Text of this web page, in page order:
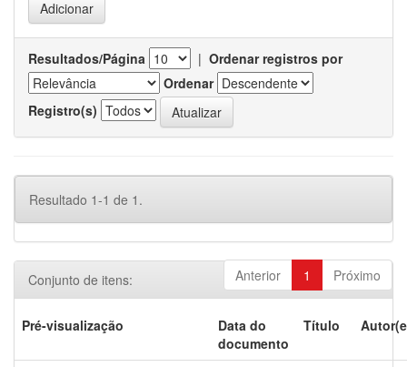
Resultados/Página | Ordenar registros por
Ordenar
Registro(s)
Resultado 1-1 de 1.
Anterior 1 Próximo
Conjunto de itens:
Pré-visualização
Data do
documento
Título